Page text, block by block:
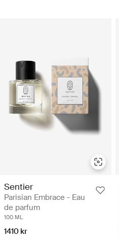
Sentier
Parisian Embrace - Eau
de parfum
100 ML
1410 kr